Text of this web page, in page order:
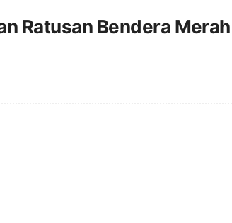
Ratusan Bendera Merah